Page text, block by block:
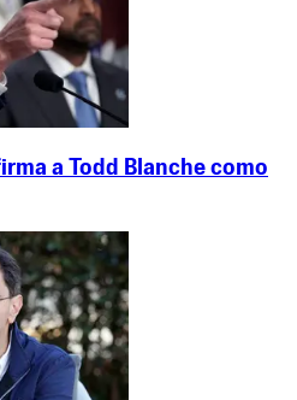
a Todd Blanche como